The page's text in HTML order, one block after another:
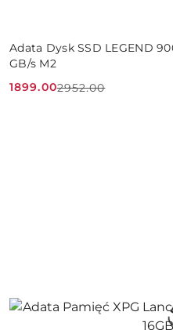
Adata Dysk SSD LEGEND
GB/s M2
Cena
1899.00
Cena
2952.00